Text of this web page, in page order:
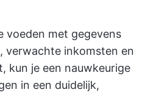
voeden met gegevens
verwachte inkomsten en
kun je een nauwkeurige
in een duidelijk,